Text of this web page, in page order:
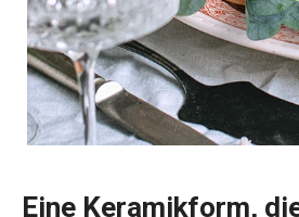
Eine Keramikform,